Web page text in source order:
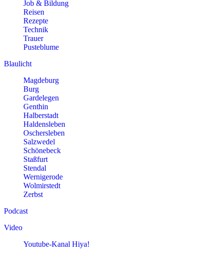
Job & Bildung
Reisen
Rezepte
Technik
Trauer
Pusteblume
Blaulicht
Magdeburg
Burg
Gardelegen
Genthin
Halberstadt
Haldensleben
Oschersleben
Salzwedel
Schönebeck
Staßfurt
Stendal
Wernigerode
Wolmirstedt
Zerbst
Podcast
Video
Youtube-Kanal Hiya!